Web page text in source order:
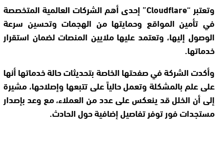
وتعتبر “Cloudflare” إحدى أهم الشركات العالمية المتخصصة
في تأمين المواقع وحمايتها من الهجمات وتحسين سرعة
الوصول إليها، وتعتمد عليها ملايين المنصات لضمان استقرار
خدماتها.
وأكدت الشركة في صفحتها الخاصة بتحديثات حالة خدماتها أنها
على علم بالمشكلة وتعمل حالياً على تتبعها وإصلاحها، مشيرة
إلى أن الخلل قد ينعكس على عدد من العملاء، مع وعد بإصدار
مستجدات فور توفر تفاصيل إضافية حول الحادث.